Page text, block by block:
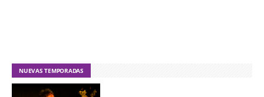
NUEVAS TEMPORADAS